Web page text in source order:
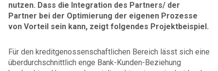
nutzen. Dass die Integration des Partners/ der
Partner bei der Optimierung der eigenen Prozesse
von Vorteil sein kann, zeigt folgendes Projektbeispiel.
Für den kreditgenossenschaftlichen Bereich lässt sich eine
überdurchschnittlich enge Bank-Kunden-Beziehung